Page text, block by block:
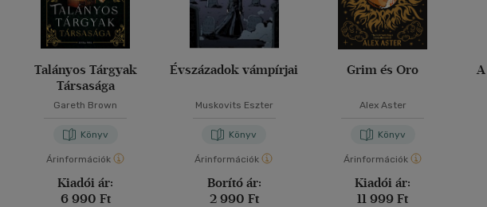
Talányos Tárgyak
Társasága
Gareth Brown
Könyv
Árinformációk
Kiadói ár:
6 990 Ft
Évszázadok vámpírjai
Muskovits Eszter
Könyv
Árinformációk
Borító ár:
2 990 Ft
Grim és Oro
Alex Aster
Könyv
Árinformációk
Kiadói ár:
11 999 Ft